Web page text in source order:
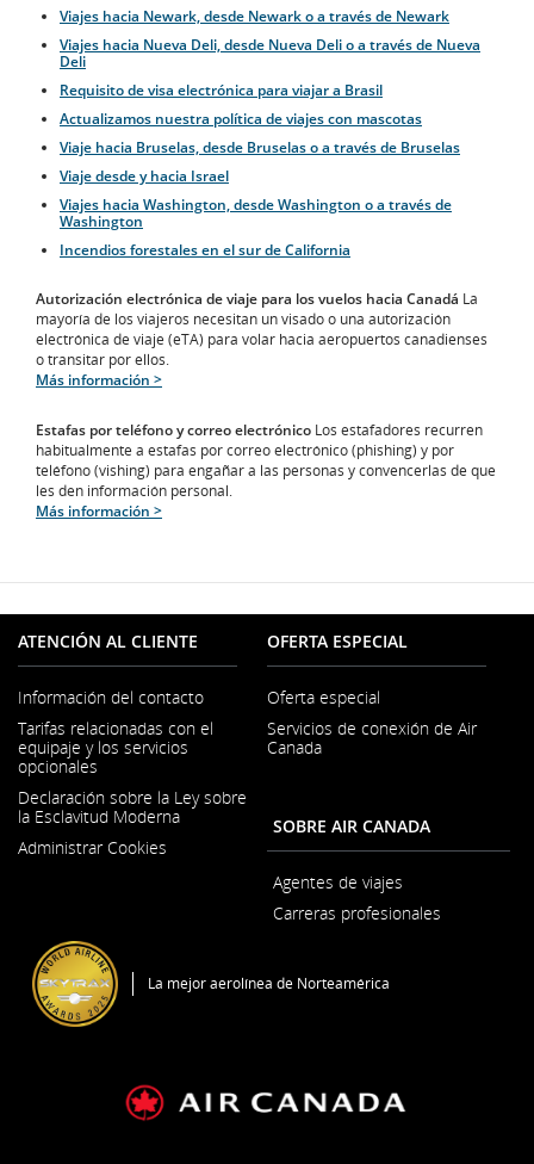
Viajes hacia Newark, desde Newark o a través de Newark
Viajes hacia Nueva Deli, desde Nueva Deli o a través de Nueva
Deli
Requisito de visa electrónica para viajar a Brasil
Actualizamos nuestra política de viajes con mascotas
Viaje hacia Bruselas, desde Bruselas o a través de Bruselas
Viaje desde y hacia Israel
Viajes hacia Washington, desde Washington o a través de
Washington
Incendios forestales en el sur de California
Autorización electrónica de viaje para los vuelos hacia Canadá La
mayoría de los viajeros necesitan un visado o una autorización
electrónica de viaje (eTA) para volar hacia aeropuertos canadienses
o transitar por ellos.
Más información >
Estafas por teléfono y correo electrónico Los estafadores recurren
habitualmente a estafas por correo electrónico (phishing) y por
teléfono (vishing) para engañar a las personas y convencerlas de que
les den información personal.
Más información >
ATENCIÓN AL CLIENTE
Información del contacto
abre
ventana
nueva
Tarifas relacionadas con el
equipaje y los servicios
opcionales
Declaración sobre la Ley sobre
la Esclavitud Moderna
Administrar Cookies
OFERTA ESPECIAL
Oferta especial
Servicios de conexión de Air
Canada
SOBRE AIR CANADA
Agentes de viajes
Carreras profesionales
La mejor aerolínea de Norteamérica